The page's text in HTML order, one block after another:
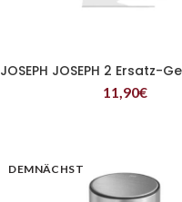
WEITERLESEN
JOSEPH JOSEPH 2 Ersatz-
11,90€
DEMNÄCHST